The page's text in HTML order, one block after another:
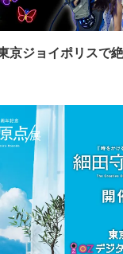
京ジョイポリスで